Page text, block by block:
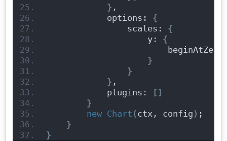
} ,
            options:
{
                scales:
{
                    y:
{
}
}
} ,
            plugins:
[ ]
}
new Chart (ctx, config ) ;
}
}